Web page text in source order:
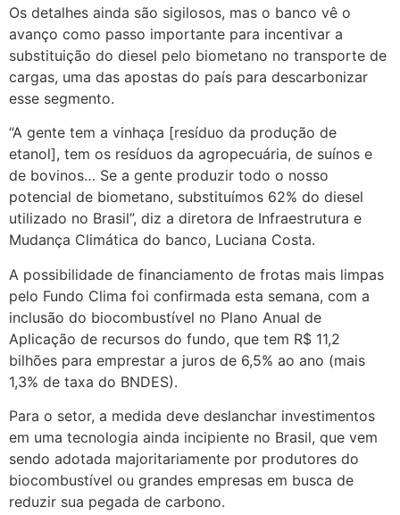
Os detalhes ainda são sigilosos, mas o banco vê o
avanço como passo importante para incentivar a
substituição do diesel pelo biometano no transporte de
cargas, uma das apostas do país para descarbonizar
esse segmento.
“A gente tem a vinhaça [resíduo da produção de
etanol], tem os resíduos da agropecuária, de suínos e
de bovinos… Se a gente produzir todo o nosso
potencial de biometano, substituímos 62% do diesel
utilizado no Brasil”, diz a diretora de Infraestrutura e
Mudança Climática do banco, Luciana Costa.
A possibilidade de financiamento de frotas mais limpas
pelo Fundo Clima foi confirmada esta semana, com a
inclusão do biocombustível no Plano Anual de
Aplicação de recursos do fundo, que tem R$ 11,2
bilhões para emprestar a juros de 6,5% ao ano (mais
1,3% de taxa do BNDES).
Para o setor, a medida deve deslanchar investimentos
em uma tecnologia ainda incipiente no Brasil, que vem
sendo adotada majoritariamente por produtores do
biocombustível ou grandes empresas em busca de
reduzir sua pegada de carbono.